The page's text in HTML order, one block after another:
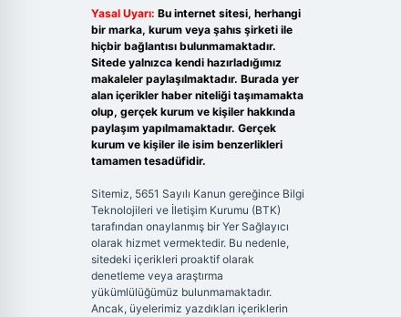
Yasal Uyarı: Bu internet sitesi, herhangi
bir marka, kurum veya şahıs şirketi ile
hiçbir bağlantısı bulunmamaktadır.
Sitede yalnızca kendi hazırladığımız
makaleler paylaşılmaktadır. Burada yer
alan içerikler haber niteliği taşımamakta
olup, gerçek kurum ve kişiler hakkında
paylaşım yapılmamaktadır. Gerçek
kurum ve kişiler ile isim benzerlikleri
tamamen tesadüfidir.
Sitemiz, 5651 Sayılı Kanun gereğince Bilgi
Teknolojileri ve İletişim Kurumu (BTK)
tarafından onaylanmış bir Yer Sağlayıcı
olarak hizmet vermektedir. Bu nedenle,
sitedeki içerikleri proaktif olarak
denetleme veya araştırma
yükümlülüğümüz bulunmamaktadır.
Ancak, üyelerimiz yazdıkları içeriklerin